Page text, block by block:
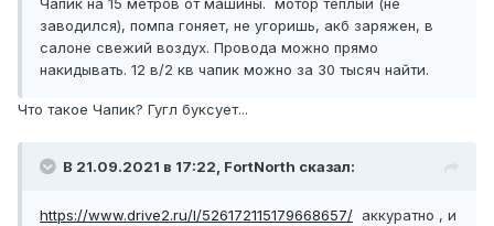
Чапик на 15 метров от машины. мотор теплый (не
заводился), помпа гоняет, не угоришь, акб заряжен, в
салоне свежий воздух. Провода можно прямо
накидывать. 12 в/2 кв чапик можно за 30 тысяч найти.
Что такое Чапик? Гугл буксует...
В 21.09.2021 в 17:22, FоrtNorth сказал:
https://www.drive2.ru/l/526172115179668657/ аккуратно , и